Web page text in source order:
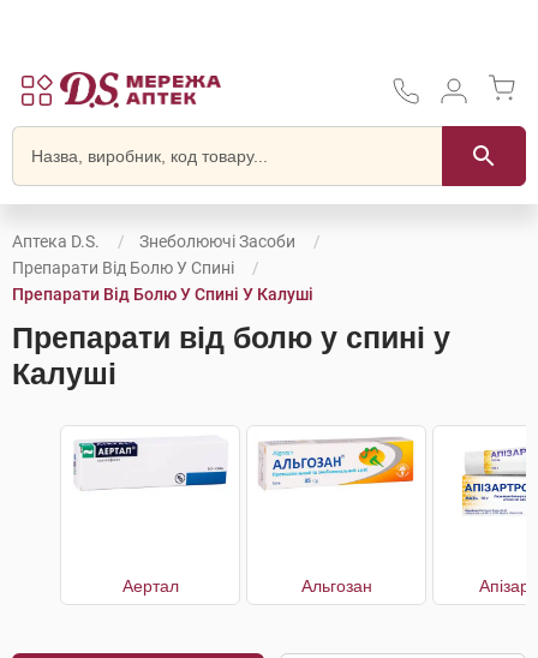
Аптека D.S.
Знеболюючі Засоби
Препарати Від Болю У Спині
Препарати Від Болю У Спині У Калуші
Препарати від болю у спині у
Калуші
Аертал Альгозан